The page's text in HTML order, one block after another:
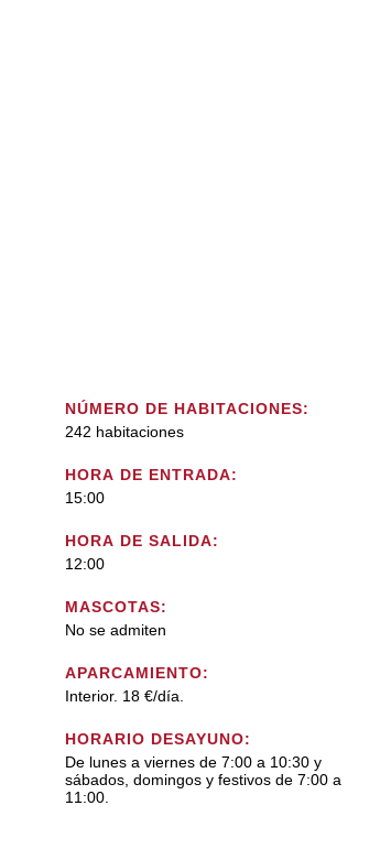
NÚMERO DE HABITACIONES:
242 habitaciones
HORA DE ENTRADA:
15:00
HORA DE SALIDA:
12:00
MASCOTAS:
No se admiten
APARCAMIENTO:
Interior. 18 €/día.
HORARIO DESAYUNO:
De lunes a viernes de 7:00 a 10:30 y
sábados, domingos y festivos de 7:00 a
11:00.